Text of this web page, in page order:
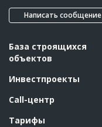
Написать сообщение
База строящихся
объектов
Инвестпроекты
Call-центр
Тарифы